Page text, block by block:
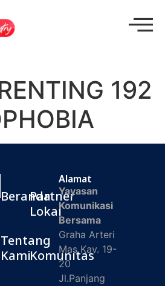
192
Beranda
Tentang
Kami
Partner
Lokal
Komunitas
Alamat
Yayasan
Komunikasi
Bersama
Graha Arteri
Mas Kav. 19-
20
Jl.Panjang